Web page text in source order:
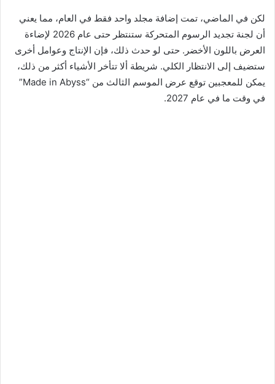
لكن في الماضي، تمت إضافة مجلد واحد فقط في العام، مما يعني
أن لجنة تجديد الرسوم المتحركة ستنتظر حتى عام 2026 لإضاءة
العرض باللون الأخضر. حتى لو حدث ذلك، فإن الإنتاج وعوامل أخرى
ستضيف إلى الانتظار الكلي. شريطة ألا تتأخر الأشياء أكثر من ذلك،
يمكن للمعجبين توقع عرض الموسم الثالث من “Made in Abyss”
في وقت ما في عام 2027.